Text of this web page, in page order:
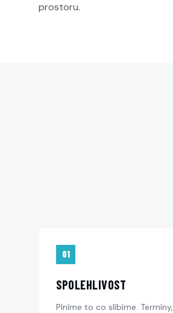
prostoru.
01
SPOLEHLIVOST
Plníme to co slíbíme. Termíny,